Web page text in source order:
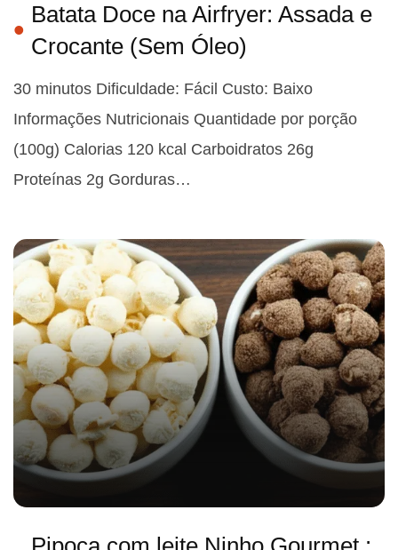
Batata Doce na Airfryer: Assada e
Crocante (Sem Óleo)
30 minutos Dificuldade: Fácil Custo: Baixo
Informações Nutricionais Quantidade por porção
(100g) Calorias 120 kcal Carboidratos 26g
Proteínas 2g Gorduras…